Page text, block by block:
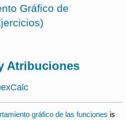
Gráfico de
Atribuciones
gráfico de las funciones is